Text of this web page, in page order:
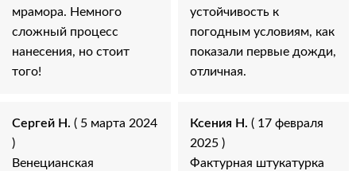
мрамора. Немного
сложный процесс
нанесения, но стоит
того!
Сергей Н. ( 5 марта 2024
)
Венецианская
устойчивость к
погодным условиям, как
показали первые дожди,
отличная.
Ксения Н. ( 17 февраля
2025 )
Фактурная штукатурка